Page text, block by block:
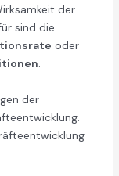
der
sind die
oder
.
der